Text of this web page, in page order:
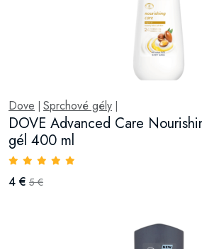
Dove | Sprchové gély |
DOVE Advanced Care
gél 400 ml
4 € 5 €